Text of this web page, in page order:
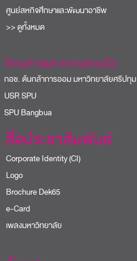
ศูนย์สหกิจศึกษาและพัฒนาอาชีพ
>> ดูทั้งหมด
โครงการและความร่วมมือ
ช. ต้นกล้าการออม มหาวิทยาลัยศรีปทุม
SPU
Bangbua
สื่อประชาสัมพันธ์
Corporate Identity (CI)
Logo
Brochure Dek65
e-Card
เพลงมหาวิทยาลัย